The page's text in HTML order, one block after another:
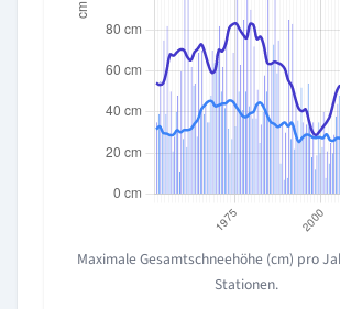
Maximale Gesamtschneehöhe (cm) pro
Stationen.